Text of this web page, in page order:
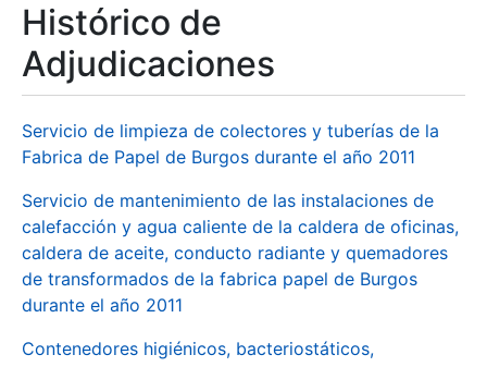
Histórico de
Adjudicaciones
Servicio de limpieza de colectores y tuberías de la
Fabrica de Papel de Burgos durante el año 2011
Servicio de mantenimiento de las instalaciones de
calefacción y agua caliente de la caldera de oficinas,
caldera de aceite, conducto radiante y quemadores
de transformados de la fabrica papel de Burgos
durante el año 2011
Contenedores higiénicos, bacteriostáticos,